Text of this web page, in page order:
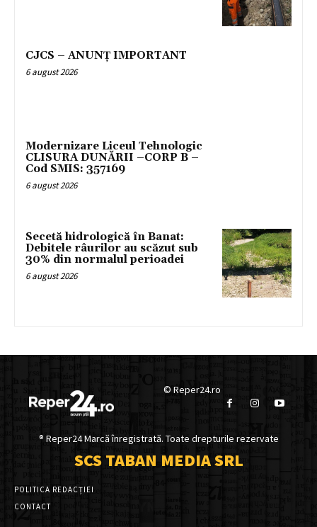
CJCS – ANUNȚ IMPORTANT
6 august 2026
Modernizare Liceul Tehnologic
CLISURA DUNĂRII –CORP B –
Cod SMIS: 357169
6 august 2026
Secetă hidrologică în Banat:
Debitele râurilor au scăzut sub
30% din normalul perioadei
6 august 2026
© Reper24.ro
® Reper24 Marcă înregistrată. Toate drepturile rezervate
SCS TABAN MEDIA SRL
POLITICA REDACȚIEI
CONTACT